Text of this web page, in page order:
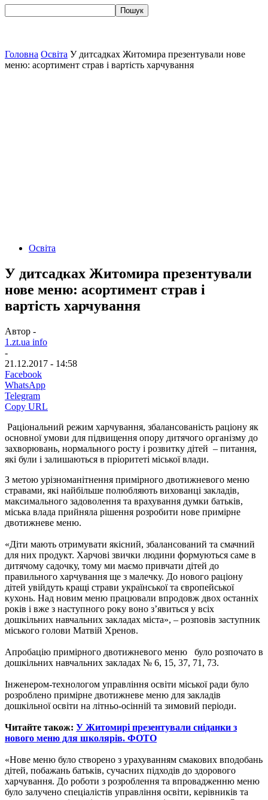
Головна Освіта У дитсадках Житомира презентували нове
меню: асортимент страв і вартість харчування
Освіта
У дитсадках Житомира презентували
нове меню: асортимент страв і
вартість харчування
Автор -
1.zt.ua info
-
21.12.2017 - 14:58
Facebook
WhatsApp
Telegram
Copy URL
Раціональний режим харчування, збалансованість раціону як
основної умови для підвищення опору дитячого організму до
захворювань, нормального росту і розвитку дітей – питання,
які були і залишаються в пріоритеті міської влади.
З метою урізноманітнення примірного двотижневого меню
стравами, які найбільше полюбляють вихованці закладів,
максимального задоволення та врахування думки батьків,
міська влада прийняла рішення розробити нове примірне
двотижневе меню.
«Діти мають отримувати якісний, збалансований та смачний
для них продукт. Харчові звички людини формуються саме в
дитячому садочку, тому ми маємо привчати дітей до
правильного харчування ще з малечку. До нового раціону
дітей увійдуть кращі страви української та європейської
кухонь. Над новим меню працювали впродовж двох останніх
років і вже з наступного року воно з’явиться у всіх
дошкільних навчальних закладах міста», – розповів заступник
міського голови Матвій Хренов.
Апробацію примірного двотижневого меню було розпочато в
дошкільних навчальних закладах № 6, 15, 37, 71, 73.
Інженером-технологом управління освіти міської ради було
розроблено примірне двотижневе меню для закладів
дошкільної освіти на літньо-осінній та зимовий періоди.
Читайте також: У Житомирі презентували сніданки з
нового меню для школярів. ФОТО
«Нове меню було створено з урахуванням смакових вподобань
дітей, побажань батьків, сучасних підходів до здорового
харчування. До роботи з розроблення та впровадженню меню
було залучено спеціалістів управління освіти, керівників та